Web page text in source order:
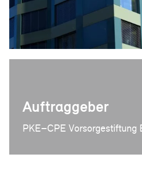
News
Fachartikel
PM-Fachbuch
Auftraggeber
PKE–CPE Vorsorgestiftung